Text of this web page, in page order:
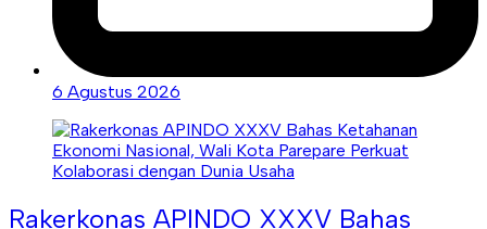
6 Agustus 2026
Rakerkonas APINDO XXXV Bahas